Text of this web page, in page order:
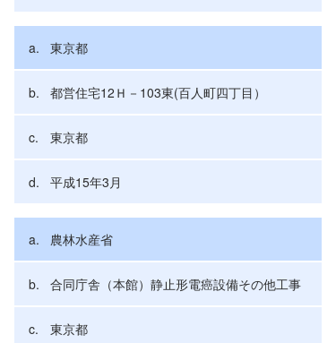
東京都
都営住宅12Ｈ－103東(百人町四丁目）
東京都
平成15年3月
農林水産省
合同庁舎（本館）静止形電癌設備その他工事
東京都